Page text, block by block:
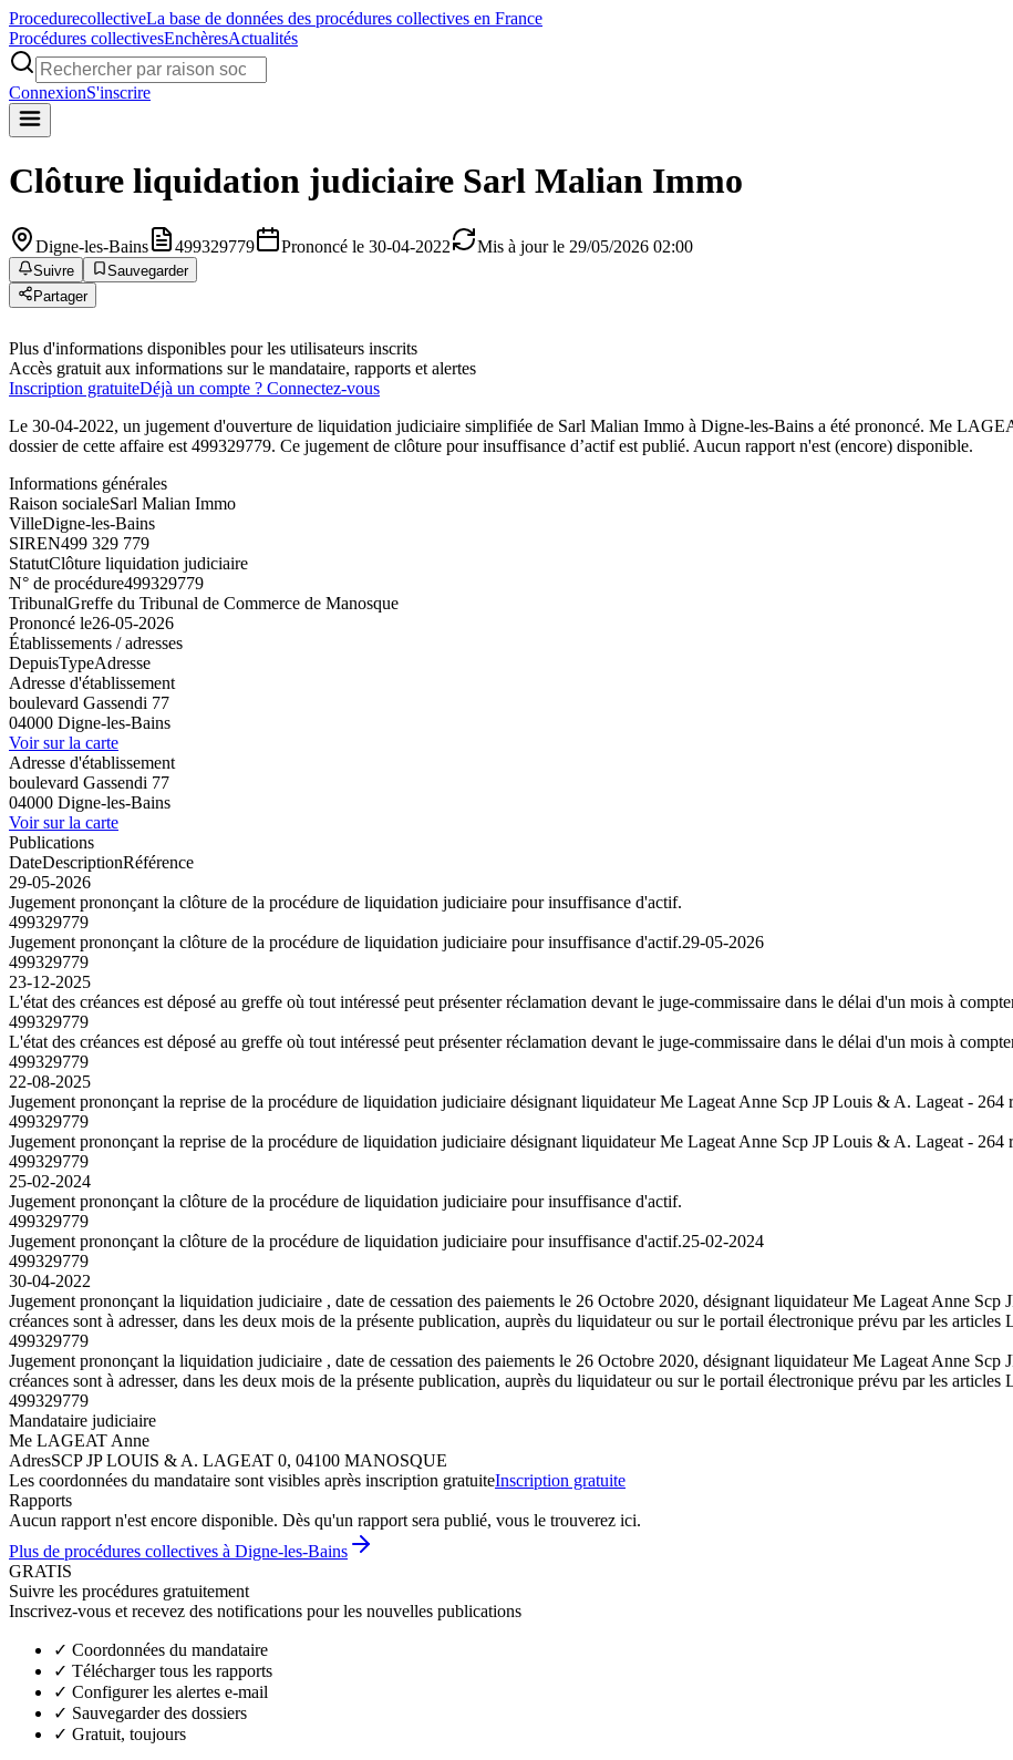
ProcedurecollectiveLa base de données des procédures collectives en France
Procédures collectivesEnchèresActualités
ConnexionS'inscrire
Clôture liquidation judiciaire Sarl Malian Immo
Digne-les-Bains 499329779 Prononcé le 30-04-2022 Mis à jour le 29/05/2026 02:00
Suivre
Sauvegarder
Partager
Plus d'informations disponibles pour les utilisateurs inscrits
Accès gratuit aux informations sur le mandataire, rapports et alertes
Inscription gratuiteDéjà un compte ? Connectez-vous
Le 30-04-2022, un jugement d'ouverture de liquidation judiciaire simplifiée de Sarl Malian Immo à Digne-les-Bains a été prononcé. Me
dossier de cette affaire est 499329779. Ce jugement de clôture pour insuffisance d’actif est publié. Aucun rapport n'est (encore) disponible.
Informations générales
Raison socialeSarl Malian Immo
VilleDigne-les-Bains
SIREN499 329 779
StatutClôture liquidation judiciaire
N° de procédure499329779
TribunalGreffe du Tribunal de Commerce de Manosque
Prononcé le26-05-2026
Établissements / adresses
DepuisTypeAdresse
Adresse d'établissement
boulevard Gassendi 77
04000 Digne-les-Bains
Voir sur la carte
Adresse d'établissement
boulevard Gassendi 77
04000 Digne-les-Bains
Voir sur la carte
Publications
DateDescriptionRéférence
29-05-2026
Jugement prononçant la clôture de la procédure de liquidation judiciaire pour insuffisance d'actif.
499329779
Jugement prononçant la clôture de la procédure de liquidation judiciaire pour insuffisance d'actif.29-05-2026
499329779
23-12-2025
L'état des créances est déposé au greffe où tout intéressé peut présenter réclamation devant le juge-commissaire dans le délai d'un mois à
499329779
L'état des créances est déposé au greffe où tout intéressé peut présenter réclamation devant le juge-commissaire dans le délai d'un mois à
499329779
22-08-2025
Jugement prononçant la reprise de la procédure de liquidation judiciaire désignant liquidateur Me Lageat Anne Scp JP Louis & A. Lageat - 264
499329779
Jugement prononçant la reprise de la procédure de liquidation judiciaire désignant liquidateur Me Lageat Anne Scp JP Louis & A. Lageat - 264
499329779
25-02-2024
Jugement prononçant la clôture de la procédure de liquidation judiciaire pour insuffisance d'actif.
499329779
Jugement prononçant la clôture de la procédure de liquidation judiciaire pour insuffisance d'actif.25-02-2024
499329779
30-04-2022
Jugement prononçant la liquidation judiciaire , date de cessation des paiements le 26 Octobre 2020, désignant liquidateur Me Lageat Anne
créances sont à adresser, dans les deux mois de la présente publication, auprès du liquidateur ou sur le portail électronique prévu par les
499329779
Jugement prononçant la liquidation judiciaire , date de cessation des paiements le 26 Octobre 2020, désignant liquidateur Me Lageat Anne
créances sont à adresser, dans les deux mois de la présente publication, auprès du liquidateur ou sur le portail électronique prévu par les
499329779
Mandataire judiciaire
Me LAGEAT Anne
AdresSCP JP LOUIS & A. LAGEAT 0, 04100 MANOSQUE
Les coordonnées du mandataire sont visibles après inscription gratuiteInscription gratuite
Rapports
Aucun rapport n'est encore disponible. Dès qu'un rapport sera publié, vous le trouverez ici.
Plus de procédures collectives à Digne-les-Bains
GRATIS
Suivre les procédures gratuitement
Inscrivez-vous et recevez des notifications pour les nouvelles publications
✓ Coordonnées du mandataire
✓ Télécharger tous les rapports
✓ Configurer les alertes e-mail
✓ Sauvegarder des dossiers
✓ Gratuit, toujours